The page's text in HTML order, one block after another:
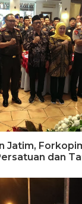
Jatim,
dan